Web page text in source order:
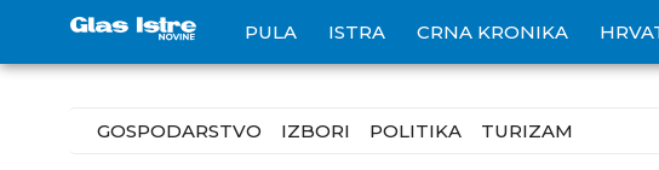
PULA ISTRA CRNA KRONIKA
GOSPODARSTVO IZBORI POLITIKA TURIZAM